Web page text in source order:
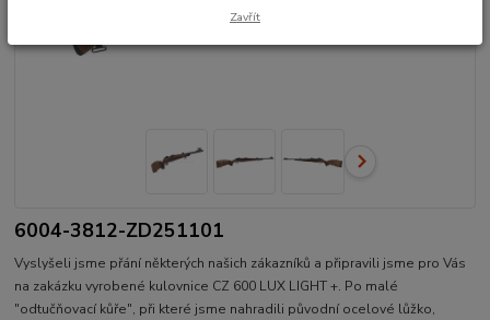
6004-3812-ZD251101
Vyslyšeli jsme přání některých našich zákazníků a připravili jsme pro Vás
na zakázku vyrobené kulovnice CZ 600 LUX LIGHT +. Po malé
"odtučňovací kůře", při které jsme nahradili původní ocelové lůžko,
Zavřít